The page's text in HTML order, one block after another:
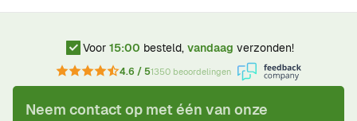
Voor 15:00 besteld, vandaag verzonden!
4.6 / 51350 beoordelingen
Neem contact op met één van onze